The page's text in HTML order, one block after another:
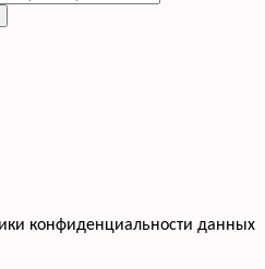
конфиденциальности данных